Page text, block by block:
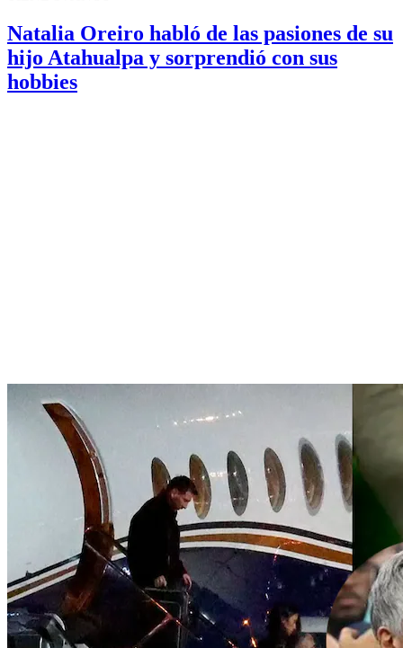
Natalia Oreiro habló de las pasiones de su
hijo Atahualpa y sorprendió con sus
hobbies